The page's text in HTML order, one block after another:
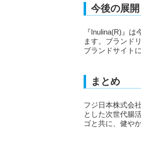
今後の展
『Inulina(R)』
ます。ブランド
ブランドサイト
まとめ
フジ日本株式会
とした次世代腸
ゴと共に、健や